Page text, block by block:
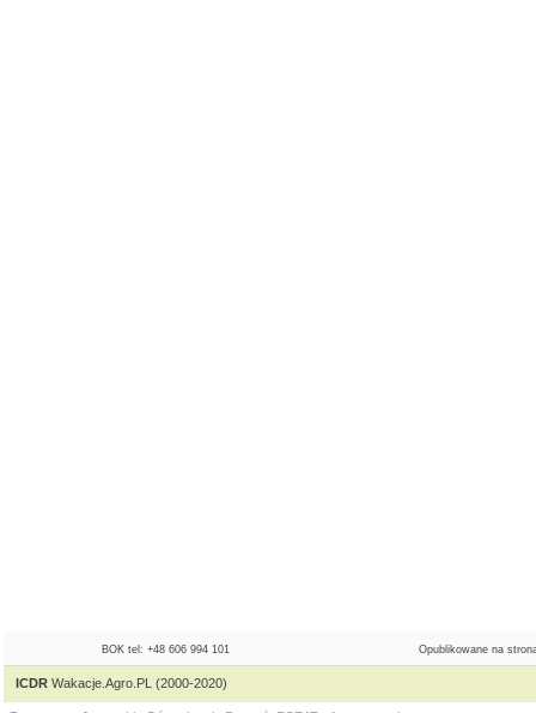
BOK tel: +48 606 994 101 Opublikowane na
ICDRWakacje.Agro.PL (2000-2020)